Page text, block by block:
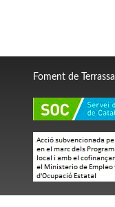
Foment de Terrassa